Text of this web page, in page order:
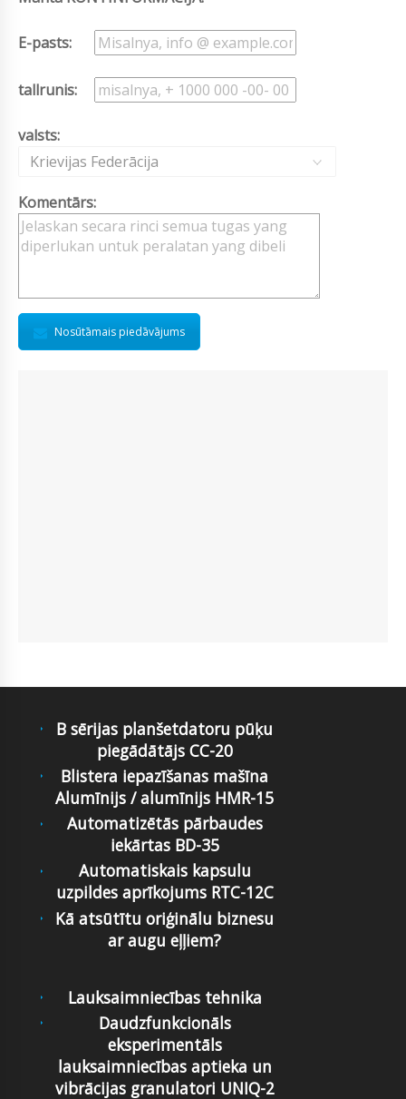
E-pasts:
tallrunis:
valsts:
Krievijas Federācija
Komentārs:
Nosūtāmais piedāvājums
B sērijas planšetdatoru pūķu
piegādātājs CC-20
Blistera iepazīšanas mašīna
Alumīnijs / alumīnijs HMR-15
Automatizētās pārbaudes
iekārtas BD-35
Automatiskais kapsulu
uzpildes aprīkojums RTC-12C
Kā atsūtītu oriģinālu biznesu
ar augu eļļiem?
Lauksaimniecības tehnika
Daudzfunkcionāls
eksperimentāls
lauksaimniecības aptieka un
vibrācijas granulatori UNIQ-2